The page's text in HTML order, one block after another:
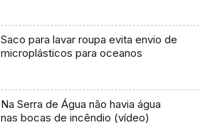
Saco para lavar roupa evita envio de
microplásticos para oceanos
Na Serra de Água não havia água
nas bocas de incêndio (vídeo)